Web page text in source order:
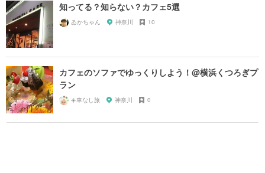
知ってる？知らない？カフェ5選
ゐかちゃん 神奈川 10
カフェのソファでゆっくりしよう！@横浜くつろぎプ
ラン
☀️車なし旅 神奈川 0